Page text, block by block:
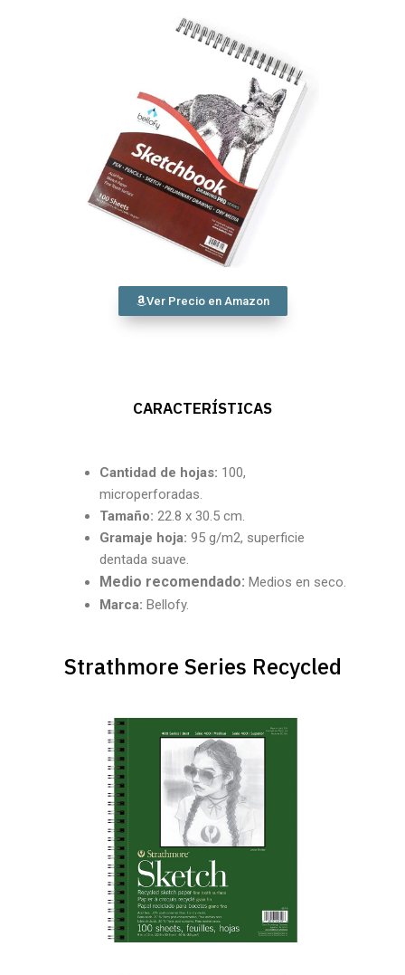
Ver Precio en Amazon
CARACTERÍSTICAS
Cantidad de hojas: 100,
microperforadas.
Tamaño: 22.8 x 30.5 cm.
Gramaje hoja: 95 g/m2, superficie
dentada suave.
Medio recomendado: Medios en seco.
Marca: Bellofy.
Strathmore Series Recycled